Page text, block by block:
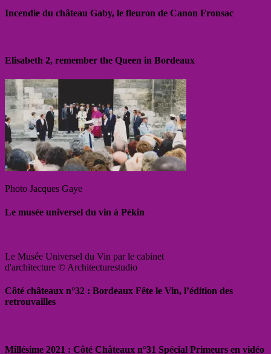
Incendie du château Gaby, le fleuron de Canon Fronsac
Elisabeth 2, remember the Queen in Bordeaux
Photo Jacques Gaye
Le musée universel du vin à Pékin
Le Musée Universel du Vin par le cabinet
d'architecture © Architecturestudio
Côté châteaux n°32 : Bordeaux Fête le Vin, l’édition des
retrouvailles
Millésime 2021 : Côté Châteaux n°31 Spécial Primeurs en vidéo